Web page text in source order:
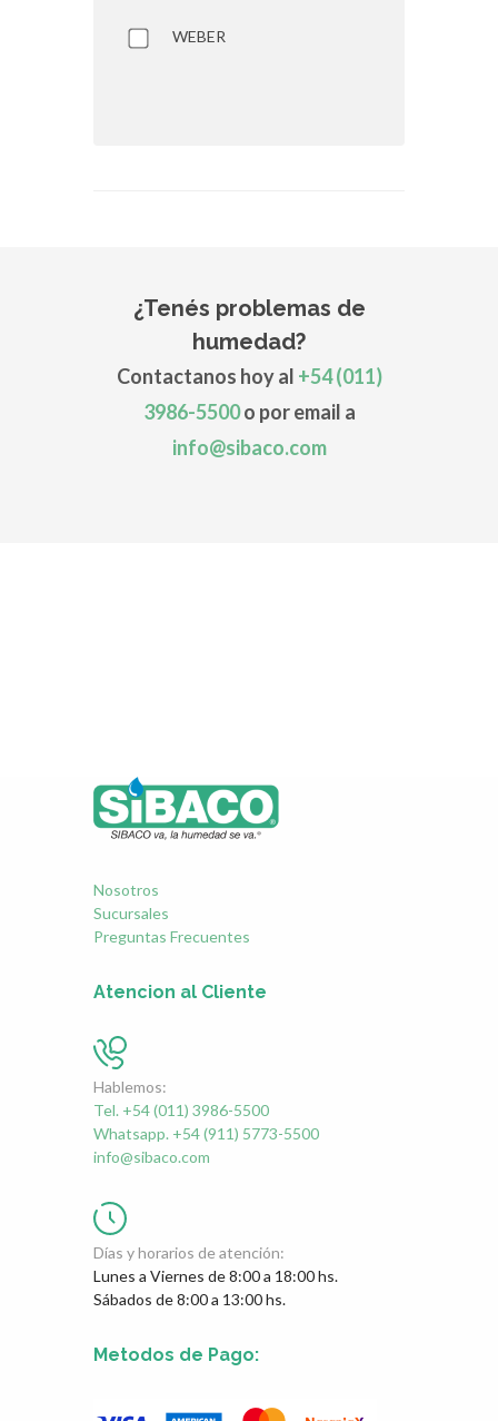
WEBER
¿Tenés problemas de
humedad?
Contactanos hoy al +54 (011)
3986-5500o por email a
info@sibaco.com
Nosotros
Sucursales
Preguntas Frecuentes
Atencion al Cliente
Hablemos:
Tel. +54 (011) 3986-5500
Whatsapp. +54 (911) 5773-5500
info@sibaco.com
Días y horarios de atención:
Lunes a Viernes de 8:00 a 18:00 hs.
Sábados de 8:00 a 13:00 hs.
Metodos de Pago: